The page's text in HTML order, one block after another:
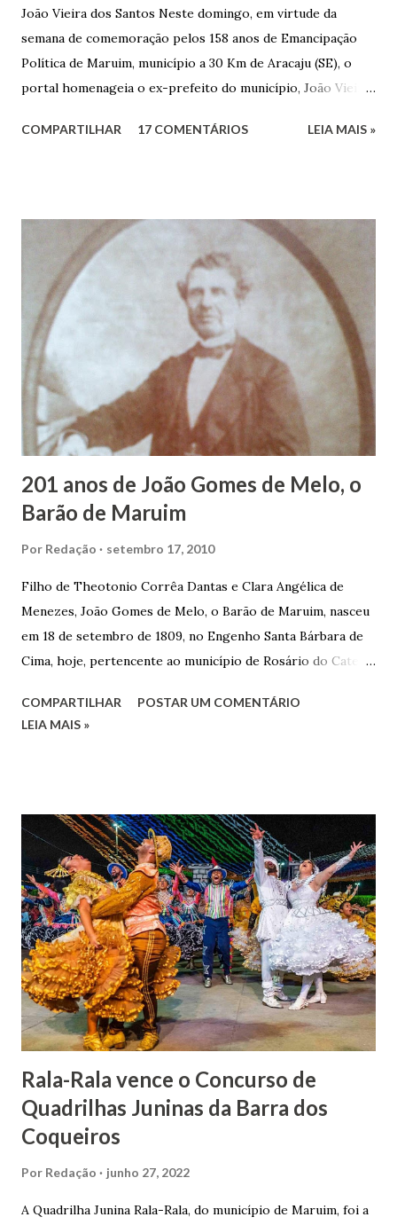
João Vieira dos Santos Neste domingo, em virtude da
semana de comemoração pelos 158 anos de Emancipação
Política de Maruim, município a 30 Km de Aracaju (SE), o
portal homenageia o ex-prefeito do município, João Vieira
Vieira dos Santos e Arlinda Barroso dos Santos, nasceu em
infância pobre, João Vieira não pôde se dedicar aos
estudos, e então passou a colocar o trabalho em primeiro
plano para auxiliar na renda familiar. No comércio foi
garçon, dono de bar, de armarinho e depois de uma
panificação. “Ao contrário de muitos, que renegam suas
raízes e procuram obscurecer seu passado, orgulhava-se
em defender o pão como garçon, tendo incontáveis vezes
que trabalhar copiosamente fora de seu horário normal em
trocas de gorjetas que c...
COMPARTILHAR 17 COMENTÁRIOS LEIA MAIS »
201 anos de João Gomes de Melo, o
Barão de Maruim
Por Redação setembro 17, 2010
Filho de Theotonio Corrêa Dantas e Clara Angélica de
Menezes, João Gomes de Melo, o Barão de Maruim, nasceu
em 18 de setembro de 1809, no Engenho Santa Bárbara de
Cima, hoje, pertencente ao município de Rosário do Catete.
José de Faro Leitão, porém o casamento acabou com o
indiciamento para apropriar-se da volumosa herança. Em
1862, transferiu-se para o Rio de Janeiro e casou-se com
uma irmã do Visconde de Uruguai. O Barão de Maruim
apresentou uma grande dedicação à atividade agrícola, que
lhe proporcionou uma grande reserva financeira. João
Gomes de Melo mandou construir a Igreja Matriz de Nosso
Senhor Bom Jesus dos Passos, que foi inaugurada em 1862 e
doada ao vigário Pe. José Joaquim de Vasconcelos. A Igreja
Matriz...
COMPARTILHAR
POSTAR UM COMENTÁRIO
LEIA MAIS »
Rala-Rala vence o Concurso de
Quadrilhas Juninas da Barra dos
Coqueiros
Por Redação junho 27, 2022
A Quadrilha Junina Rala-Rala, do município de Maruim, foi a